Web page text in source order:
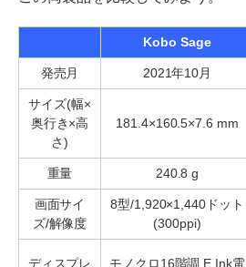
Kobo Sage
発売月 2021年10月
サイズ(幅×
奥行き×高
さ)
181.4×160.5×7.6 mm
重量 240.8 g
画面サイ
ズ/解像度
8型/1,920×1,440ドット
(300ppi)
ディスプレ
モノクロ16階調 E Ink電